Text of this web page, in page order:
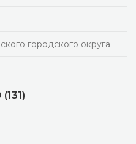
городского округа